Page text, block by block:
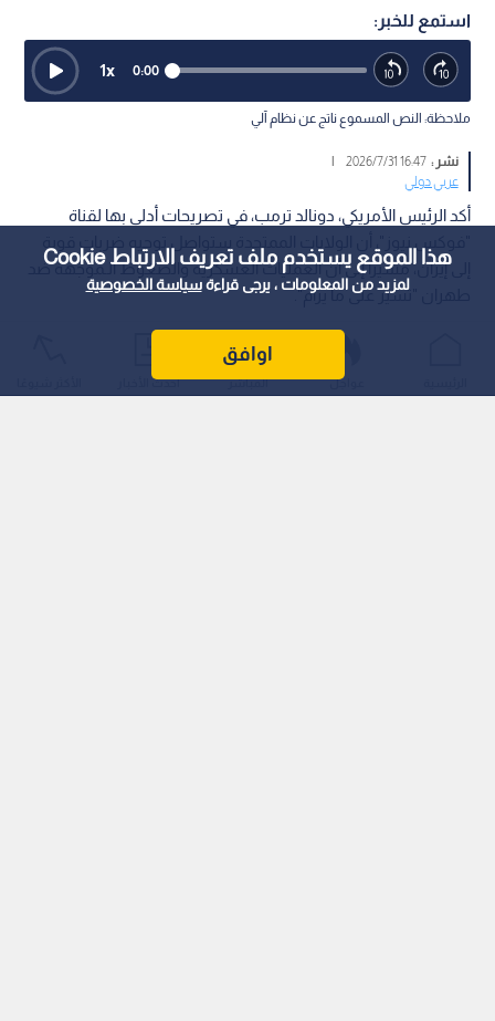
هذا الموقع يستخدم ملف تعريف الارتباط Cookie
لمزيد من المعلومات ، يرجى قراءةسياسة الخصوصية
اوافق
استمع للخبر:
0:00
1x
ملاحظة: النص المسموع ناتج عن نظام آلي
نشر :16:47 2026/7/31
|
عربي دولي
أكد الرئيس الأمريكي، دونالد ترمب، في تصريحات أدلى بها لقناة
إلى إيران، مشيرا إلى أن العمليات العسكرية والضغوط الـموجهة ضد
طهران "تسير على ما يرام".
عواجل المباشر أحدث الأخبار